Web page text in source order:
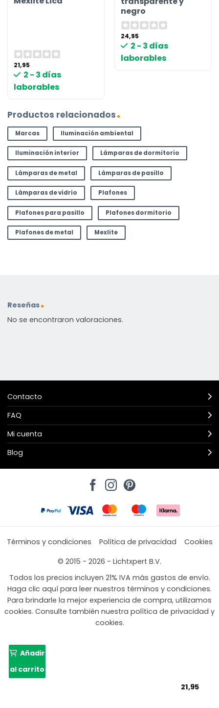
21,95
2 - 3 días
laborables
negro
24,95
2 - 3 días
laborables
Productos relacionados
Marcas Iluminación ambiental
Iluminación interior Lámparas de dormitorio
Lámparas de metal Lámparas de pasillo
Lámparas de vidrio Plafones
Plafones para pasillo Plafones dormitorio
Plafones de metal Mexlite
Reseñas
No se encontraron valoraciones.
Contacto
FAQ
Mi cuenta
Blog
Términos y condiciones Política de privacidad
Cookies
© 2015 - 2026 - Lichtxpert B.V.
Todos los precios incluyen 21% IVA más gastos de envío.
Haga clic aquí para leer nuestros términos y condiciones.
Para brindarle la mejor experiencia de compra, utilizamos
cookies. Consulte también nuestra política de privacidad y
cookies.
21,95
Añadir
al carrito